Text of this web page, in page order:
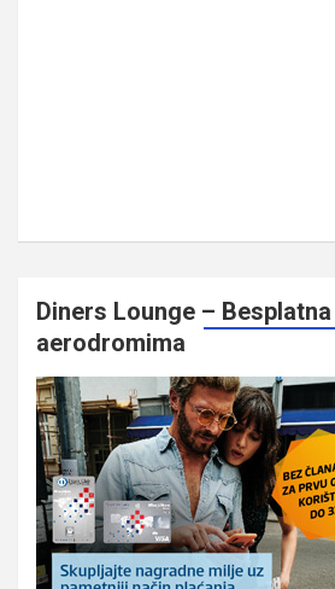
Diners Lounge –
aerodromima